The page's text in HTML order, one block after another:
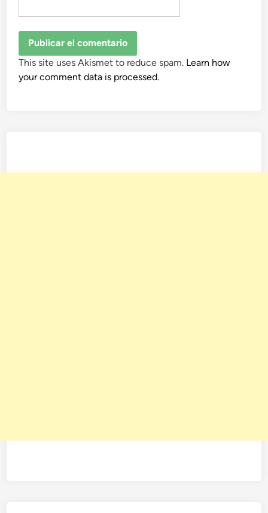
This site uses Akismet to reduce spam. Learn how
your comment data is processed.